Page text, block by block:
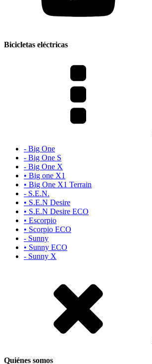
Bicicletas eléctricas
- Big One
- Big One S
- Big One X
• Big one X1
• Big One X1 Terrain
- S.E.N.
• S.E.N Desire
• S.E.N Desire ECO
• Escorpio
• Scorpio ECO
- Sunny
• Sunny ECO
- Sunny X
Quiénes somos